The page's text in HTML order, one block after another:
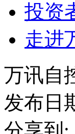
投资
走进
万讯自
发布日